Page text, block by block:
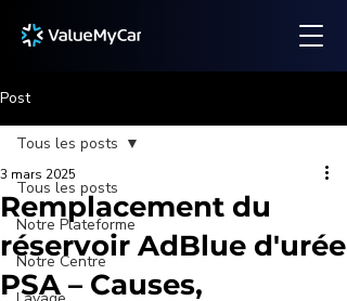
Post
Tous les posts
Notre Plateforme
Notre Centre
Tous les posts
Remplacement du
réservoir AdBlue d'urée
PSA – Causes,
3 mars 2025